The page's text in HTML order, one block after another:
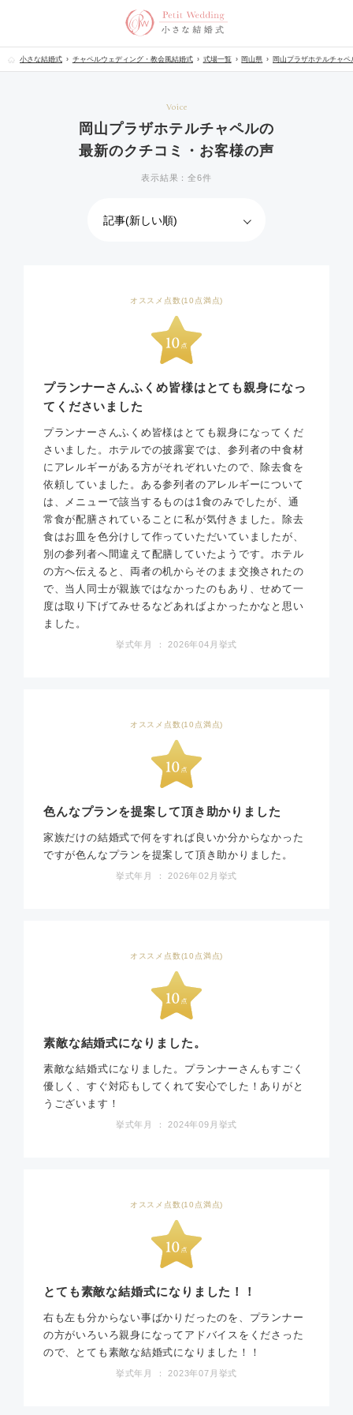
小さな結婚式 チャペルウェディング・教会風結婚式 式場一覧 岡山県 岡山プラザホテルチャペ
Voice
岡山プラザホテルチャペルの
最新のクチコミ・お客様の声
表示結果：全6件
オススメ点数(10点満点)
プランナーさんふくめ皆様はとても親身になっ
てくださいました
プランナーさんふくめ皆様はとても親身になってくだ
さいました。ホテルでの披露宴では、参列者の中食材
にアレルギーがある方がそれぞれいたので、除去食を
依頼していました。ある参列者のアレルギーについて
は、メニューで該当するものは1食のみでしたが、通
常食が配膳されていることに私が気付きました。除去
食はお皿を色分けして作っていただいていましたが、
別の参列者へ間違えて配膳していたようです。ホテル
の方へ伝えると、両者の机からそのまま交換されたの
で、当人同士が親族ではなかったのもあり、せめて一
度は取り下げてみせるなどあればよかったかなと思い
ました。
挙式年月 ： 2026年04月挙式
オススメ点数(10点満点)
色んなプランを提案して頂き助かりました
家族だけの結婚式で何をすれば良いか分からなかった
ですが色んなプランを提案して頂き助かりました。
挙式年月 ： 2026年02月挙式
オススメ点数(10点満点)
素敵な結婚式になりました。
素敵な結婚式になりました。プランナーさんもすごく
優しく、すぐ対応もしてくれて安心でした！ありがと
うございます！
挙式年月 ： 2024年09月挙式
オススメ点数(10点満点)
とても素敵な結婚式になりました！！
右も左も分からない事ばかりだったのを、プランナー
の方がいろいろ親身になってアドバイスをくださった
ので、とても素敵な結婚式になりました！！
挙式年月 ： 2023年07月挙式